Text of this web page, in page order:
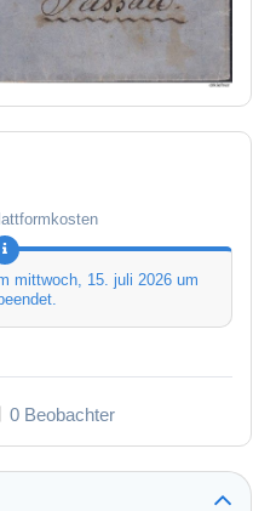
mittwoch, 15. juli 2026 um
0 Beobachter